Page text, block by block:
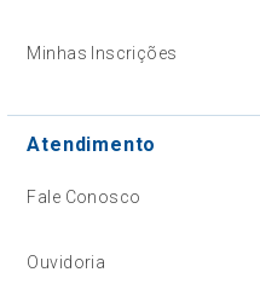
Minhas Inscrições
Atendimento
Fale Conosco
Ouvidoria